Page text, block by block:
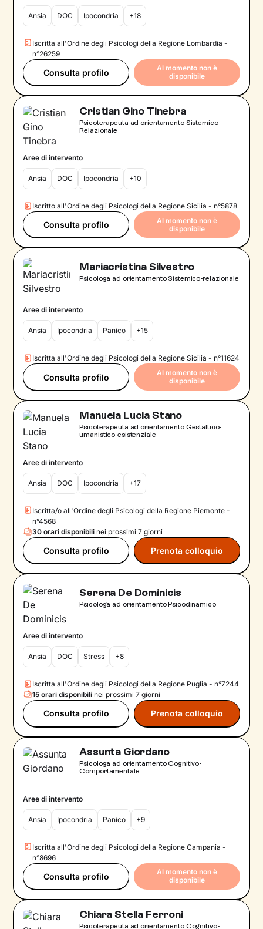
Ansia DOC Ipocondria +18
Iscritta all'Ordine degli Psicologi della Regione Lombardia -
n°26259
Consulta profilo
Al momento non è
disponibile
Cristian Gino Tinebra
Psicoterapeuta ad orientamento Sistemico-
Relazionale
Aree di intervento
Ansia DOC Ipocondria +10
Iscritto all'Ordine degli Psicologi della Regione Sicilia - n°5878
Consulta profilo
Al momento non è
disponibile
Mariacristina Silvestro
Psicologa ad orientamento Sistemico-relazionale
Aree di intervento
Ansia Ipocondria Panico +15
Iscritta all'Ordine degli Psicologi della Regione Sicilia - n°11624
Consulta profilo
Al momento non è
disponibile
Manuela Lucia Stano
Psicoterapeuta ad orientamento Gestaltico-
umanistico-esistenziale
Aree di intervento
Ansia DOC Ipocondria +17
Iscritta/o all'Ordine degli Psicologi della Regione Piemonte -
n°4568
30 orari disponibili nei prossimi 7 giorni
Consulta profilo Prenota colloquio
Serena De Dominicis
Psicologa ad orientamento Psicodinamico
Aree di intervento
Ansia DOC Stress +8
Iscritta all'Ordine degli Psicologi della Regione Puglia - n°7244
15 orari disponibili nei prossimi 7 giorni
Consulta profilo Prenota colloquio
Assunta Giordano
Psicologa ad orientamento Cognitivo-
Comportamentale
Aree di intervento
Ansia Ipocondria Panico +9
Iscritta all'Ordine degli Psicologi della Regione Campania -
n°8696
Consulta profilo
Al momento non è
disponibile
Chiara Stella Ferroni
Psicoterapeuta ad orientamento Cognitivo-